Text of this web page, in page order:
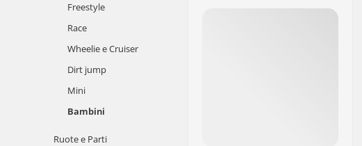
Freestyle
Race
Wheelie e Cruiser
Dirt jump
Mini
Bambini
Ruote e Parti